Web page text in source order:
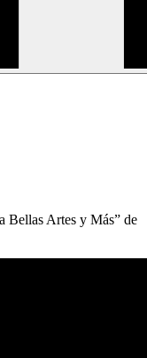
Bellas Artes y Más” de